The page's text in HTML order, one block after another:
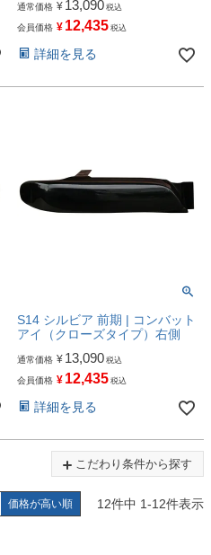
通常価格 ¥ 13,090 税込
会員価格 ¥ 12,435 税込
詳細を見る
S14 シルビア 前期 | コンバット
アイ（クローズタイプ）右側
通常価格 ¥ 13,090 税込
会員価格 ¥ 12,435 税込
詳細を見る
こだわり条件から探す
価格が高い順 12件中 1-12件表示